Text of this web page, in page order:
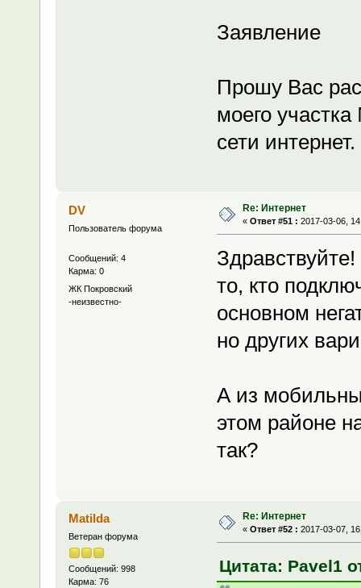
Заявление
Прошу Вас
моего
сети
DV
Пользователь форума
Сообщений: 4
Карма: 0
ЖК Покровский
-неизвестно-
Re: Интернет
« Ответ #51 : 2017-03-06,
то, кто
основном
но других
А из
этом районе
так?
Matilda
Ветеран форума
Сообщений: 998
Карма: 76
Re: Интернет
« Ответ #52 : 2017-03-07,
Цитата: Pavel1